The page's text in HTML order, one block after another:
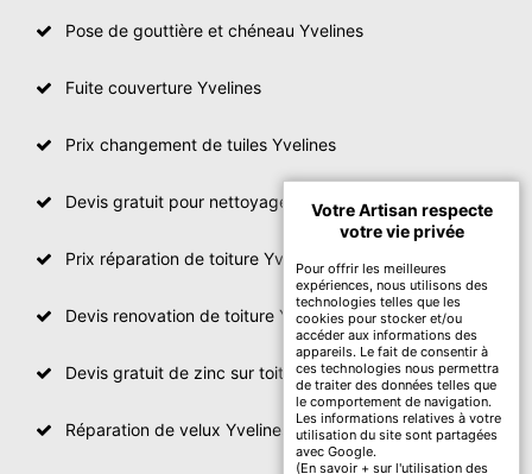
Pose de gouttière et chéneau Yvelines
Fuite couverture Yvelines
Prix changement de tuiles Yvelines
Devis gratuit pour nettoyage toiture Yvelines
Prix réparation de toiture Yvelines
Devis renovation de toiture Yvelines
Devis gratuit de zinc sur toiture
Réparation de velux Yvelines
Votre Artisan respecte
votre vie privée
Pour offrir les meilleures
expériences, nous utilisons des
technologies telles que les
cookies pour stocker et/ou
accéder aux informations des
appareils. Le fait de consentir à
ces technologies nous permettra
de traiter des données telles que
le comportement de navigation.
Les informations relatives à votre
utilisation du site sont partagées
avec Google.
(En savoir + sur l'utilisation des